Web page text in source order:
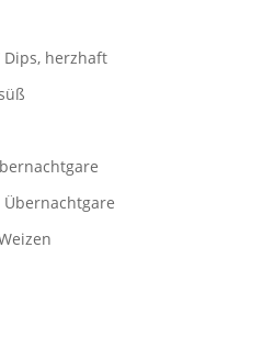
herzhaft
Übernachtgare